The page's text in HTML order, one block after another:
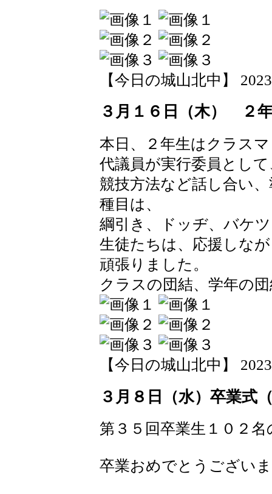
【今日の城山北中】
３月１６日（木） ２
本日、２年生はクラス
代議員が実行委員として
競技方法など話し合い
種目は、
綱引き、ドッヂ、バケ
生徒たちは、応援しな
頑張りました。
クラスの団結、学年の
【今日の城山北中】
３月８日（水）卒業式
第３５回卒業生１０２
卒業おめでとうござい